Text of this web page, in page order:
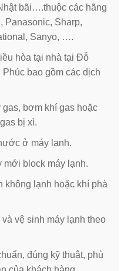
bãi….thuộc các hãng
Panasonic, Sharp,
Sanyo, ….
hòa tại nhà tại Đỗ
bao gồm các dịch
gas, bơm khí gas hoặc
bị xì.
ở máy lạnh.
mới block máy lạnh.
không lạnh hoặc khí phà
vệ sinh máy lạnh theo
đúng kỹ thuật, phù